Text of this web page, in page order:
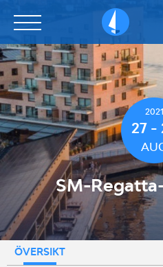
Sailarena
2021
27 -
SM-
ÖVERSIKT